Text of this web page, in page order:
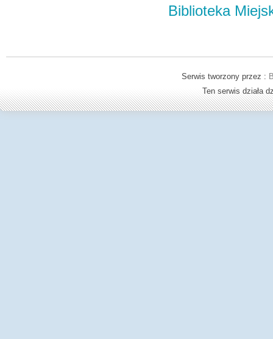
Biblioteka
Serwis tworzony przez :
Ten serwis działa